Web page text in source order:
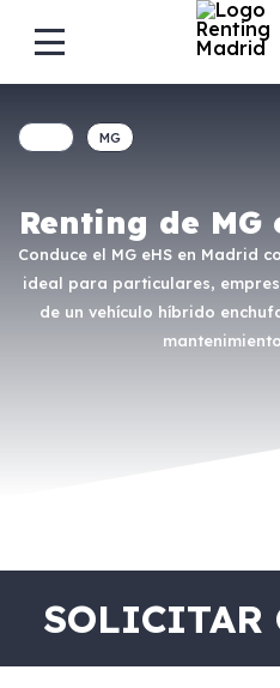
Renting de MG
Conduce el MG eHS en Madrid
ideal para particulares,
de un vehículo híbrido
MG
SOLICITAR